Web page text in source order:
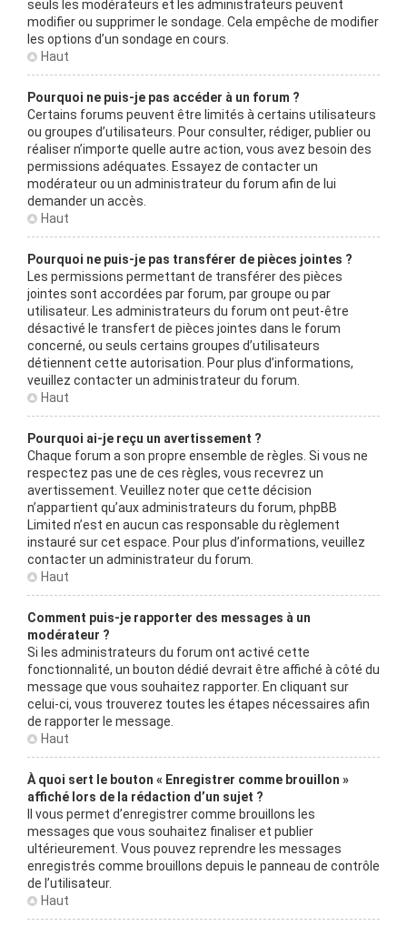
seuls les modérateurs et les administrateurs peuvent
modifier ou supprimer le sondage. Cela empêche de modifier
les options d’un sondage en cours.
Haut
Pourquoi ne puis-je pas accéder à un forum ?
Certains forums peuvent être limités à certains utilisateurs
ou groupes d’utilisateurs. Pour consulter, rédiger, publier ou
réaliser n’importe quelle autre action, vous avez besoin des
permissions adéquates. Essayez de contacter un
modérateur ou un administrateur du forum afin de lui
demander un accès.
Haut
Pourquoi ne puis-je pas transférer de pièces jointes ?
Les permissions permettant de transférer des pièces
jointes sont accordées par forum, par groupe ou par
utilisateur. Les administrateurs du forum ont peut-être
désactivé le transfert de pièces jointes dans le forum
concerné, ou seuls certains groupes d’utilisateurs
détiennent cette autorisation. Pour plus d’informations,
veuillez contacter un administrateur du forum.
Haut
Pourquoi ai-je reçu un avertissement ?
Chaque forum a son propre ensemble de règles. Si vous ne
respectez pas une de ces règles, vous recevrez un
avertissement. Veuillez noter que cette décision
n’appartient qu’aux administrateurs du forum, phpBB
Limited n’est en aucun cas responsable du règlement
instauré sur cet espace. Pour plus d’informations, veuillez
contacter un administrateur du forum.
Haut
Comment puis-je rapporter des messages à un
modérateur ?
Si les administrateurs du forum ont activé cette
fonctionnalité, un bouton dédié devrait être affiché à côté du
message que vous souhaitez rapporter. En cliquant sur
celui-ci, vous trouverez toutes les étapes nécessaires afin
de rapporter le message.
Haut
À quoi sert le bouton « Enregistrer comme brouillon »
affiché lors de la rédaction d’un sujet ?
Il vous permet d’enregistrer comme brouillons les
messages que vous souhaitez finaliser et publier
ultérieurement. Vous pouvez reprendre les messages
enregistrés comme brouillons depuis le panneau de contrôle
de l’utilisateur.
Haut